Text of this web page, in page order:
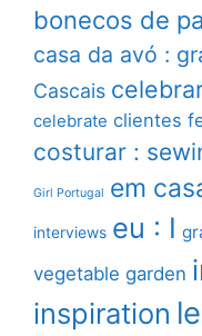
bonecos de
casa da avó :
Cascais
celebrate clientes
costurar :
Girl Portugal em
interviews eu : I
vegetable garden
inspiration